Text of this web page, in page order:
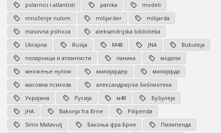
polarnici i atlantisti
panika
modeli
množenje nulom
milijarder
milijarda
masovna psihoza
aleksandrijska biblioteka
Ukrajina
Rusija M48 JNA
Bubuleja
поларници и атлантисти
паника
модели
множење нулом
милијардер
милијарда
масовна психоза
александријска библиотека
Украјина
Русија м48
Бубулеја
ЈНА
Bakonja fra Brne
Pilipenda
Simo Matavulj
Бакоња фра Брне
Пилипенда